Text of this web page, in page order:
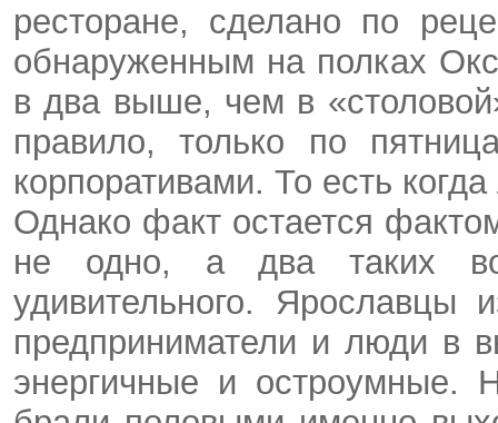
ресторане, сделано по
обнаруженным на полках
в два выше, чем в
правило, только по
корпоративами. То есть
Однако факт остается
не одно, а два таких
удивительного. Ярославцы
предприниматели и люди в
энергичные и остроумные.